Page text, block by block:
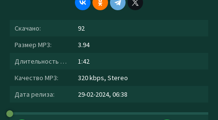
Скачано:
92
Размер MP3:
3.94
Длительность MP3:
1:42
Качество MP3:
320 kbps, Stereo
Дата релиза:
29-02-2024, 06:38